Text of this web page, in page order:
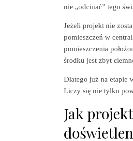
nie „odcinać” tego
Jeżeli projekt nie
pomieszczeń w
pomieszczenia
środku jest zbyt
Dlatego już na etapie
Liczy się nie tylko
Jak